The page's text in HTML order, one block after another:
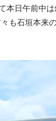
本日午前中
も石垣本来